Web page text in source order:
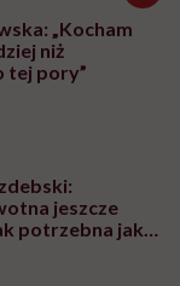
„Kocham
niż
tej pory”
jeszcze
potrzebna jak